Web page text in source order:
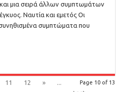
μια σειρά άλλων συμπτωμάτων
Ναυτία και εμετός Οι
συνηθισμένα συμπτώματα που
Page 10 of 13
11 12 »
...